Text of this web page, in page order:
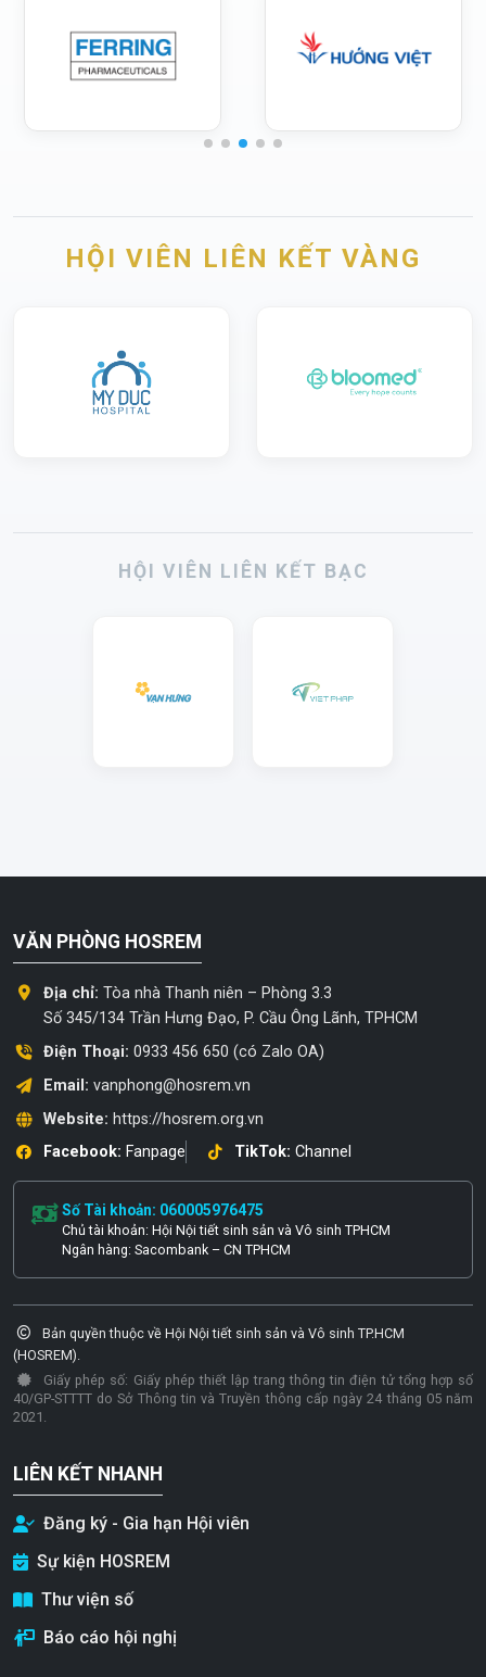
HỘI VIÊN LIÊN KẾT VÀNG
HỘI VIÊN LIÊN KẾT BẠC
VĂN PHÒNG HOSREM
Địa chỉ: Tòa nhà Thanh niên – Phòng 3.3
Số 345/134 Trần Hưng Đạo, P. Cầu Ông Lãnh, TPHCM
Điện Thoại: 0933 456 650 (có Zalo OA)
Email: vanphong@hosrem.vn
Website: https://hosrem.org.vn
Facebook: Fanpage TikTok: Channel
Số Tài khoản: 060005976475
Chủ tài khoản: Hội Nội tiết sinh sản và Vô sinh TPHCM
Ngân hàng: Sacombank – CN TPHCM
Bản quyền thuộc về Hội Nội tiết sinh sản và Vô sinh TP.HCM
(HOSREM).
Giấy phép số: Giấy phép thiết lập trang thông tin điện tử tổng hợp số
40/GP-STTTT do Sở Thông tin và Truyền thông cấp ngày 24 tháng 05 năm
2021.
LIÊN KẾT NHANH
Đăng ký - Gia hạn Hội viên
Sự kiện HOSREM
Thư viện số
Báo cáo hội nghị